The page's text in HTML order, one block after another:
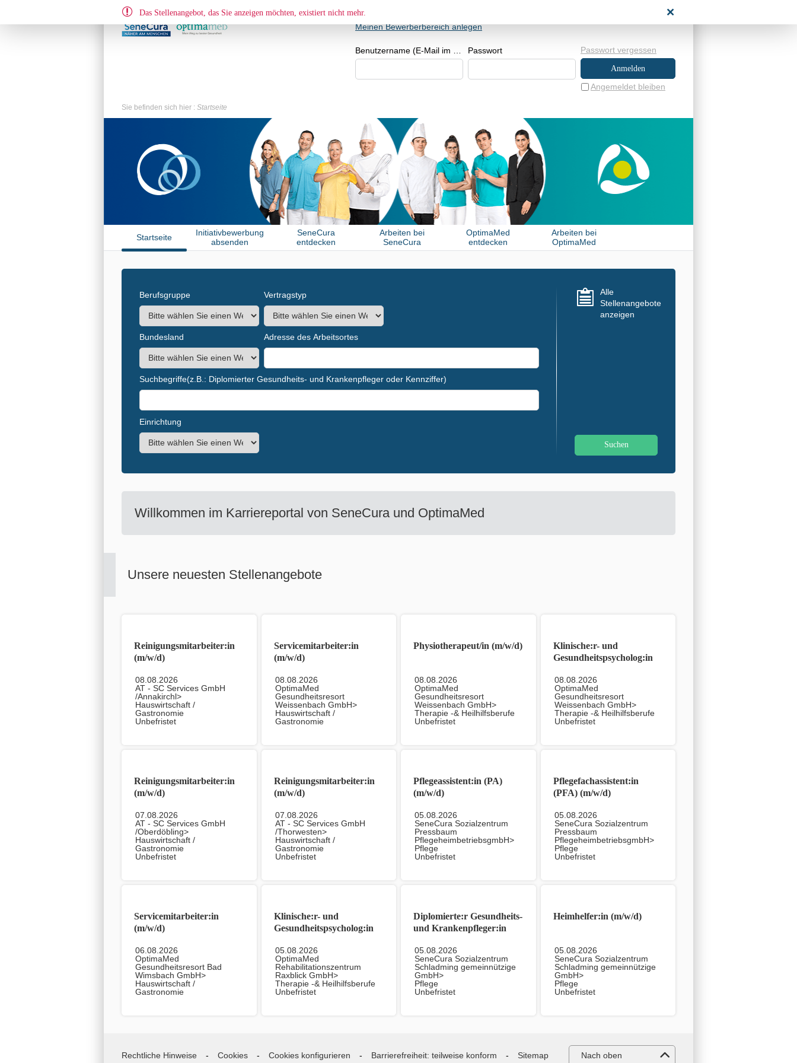
BEWERBER- BZW. BEWERBERINNENBEREICH
Passwort
Angemeldet bleiben
Passwort vergessen
Meinen Bewerberbereich anlegen
Sie befinden sich hier : Startseite
Startseite
Initiativbewerbung
absenden
SeneCura
entdecken
Arbeiten bei
SeneCura
OptimaMed
entdecken
Arbeiten bei
OptimaMed
Berufsgruppe Vertragstyp
Bundesland Adresse des Arbeitsortes
Suchbegriffe(z.B.: Diplomierter Gesundheits- und Krankenpfleger oder Kennziffer)
Einrichtung
Alle
Stellenangebote
anzeigen
Das Stellenangebot, das Sie anzeigen möchten, existiert nicht mehr.
Willkommen im Karriereportal von SeneCura und OptimaMed
Unsere neuesten Stellenangebote
Reinigungsmitarbeiter:in
(m/w/d)
08.08.2026
AT - SC Services GmbH
/Annakirchl>
Hauswirtschaft /
Gastronomie
Unbefristet
Servicemitarbeiter:in
(m/w/d)
08.08.2026
OptimaMed
Gesundheitsresort
Weissenbach GmbH>
Hauswirtschaft /
Gastronomie
Physiotherapeut/in (m/w/d)
08.08.2026
OptimaMed
Gesundheitsresort
Weissenbach GmbH>
Therapie -& Heilhilfsberufe
Unbefristet
Klinische:r- und
Gesundheitspsycholog:in
08.08.2026
OptimaMed
Gesundheitsresort
Weissenbach GmbH>
Therapie -& Heilhilfsberufe
Unbefristet
Reinigungsmitarbeiter:in
(m/w/d)
07.08.2026
AT - SC Services GmbH
/Oberdöbling>
Hauswirtschaft /
Gastronomie
Unbefristet
Reinigungsmitarbeiter:in
(m/w/d)
07.08.2026
AT - SC Services GmbH
/Thorwesten>
Hauswirtschaft /
Gastronomie
Unbefristet
Pflegeassistent:in (PA)
(m/w/d)
05.08.2026
SeneCura Sozialzentrum
Pressbaum
PflegeheimbetriebsgmbH>
Pflege
Unbefristet
Pflegefachassistent:in
(PFA) (m/w/d)
05.08.2026
SeneCura Sozialzentrum
Pressbaum
PflegeheimbetriebsgmbH>
Pflege
Unbefristet
Servicemitarbeiter:in
(m/w/d)
06.08.2026
OptimaMed
Gesundheitsresort Bad
Wimsbach GmbH>
Hauswirtschaft /
Gastronomie
Klinische:r- und
Gesundheitspsycholog:in
05.08.2026
OptimaMed
Rehabilitationszentrum
Raxblick GmbH>
Therapie -& Heilhilfsberufe
Unbefristet
Diplomierte:r Gesundheits-
und Krankenpfleger:in
05.08.2026
SeneCura Sozialzentrum
Schladming gemeinnützige
GmbH>
Pflege
Unbefristet
Heimhelfer:in (m/w/d)
05.08.2026
SeneCura Sozialzentrum
Schladming gemeinnützige
GmbH>
Pflege
Unbefristet
Rechtliche Hinweise Cookies Cookies konfigurieren Barrierefreiheit: teilweise konform Sitemap Nach oben